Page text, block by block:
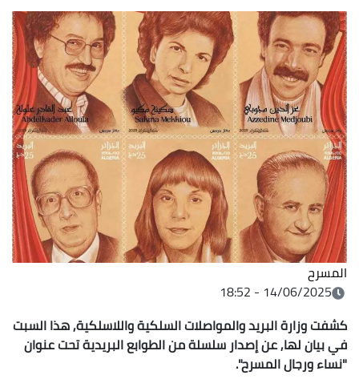
المسرح
14/06/2025 - 18:52
كشفت وزارة البريد والمواصلات السلكية واللاسلكية, هذا السبت
في بيان لها, عن إصدار سلسلة من الطوابع البريدية تحت عنوان
"نساء ورجال المسرح".